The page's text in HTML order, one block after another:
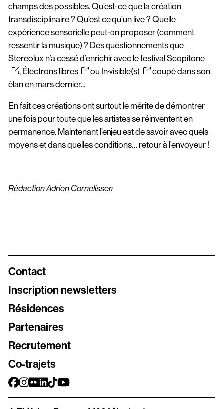
champs des possibles. Qu’est-ce que la création
transdisciplinaire ? Qu’est ce qu’un live ? Quelle
expérience sensorielle peut-on proposer (comment
ressentir la musique) ? Des questionnements que
Stereolux n’a cessé d’enrichir avec le festivalScopitone
,Électrons libres ou In·visible(s)
coupé dans son
élan en mars dernier...
En fait ces créations ont surtout le mérite de démontrer
une fois pour toute que les artistes se réinventent en
permanence. Maintenant l’enjeu est de savoir avec quels
moyens et dans quelles conditions… retour à l’envoyeur !
Rédaction Adrien Cornelissen
Contact
Inscription newsletters
Résidences
Partenaires
Recrutement
Co-trajets
Newsletters
Inscrivez vous aux différentes newsletters de Stereolux
Carte Stereolux
Abonnez-vous !